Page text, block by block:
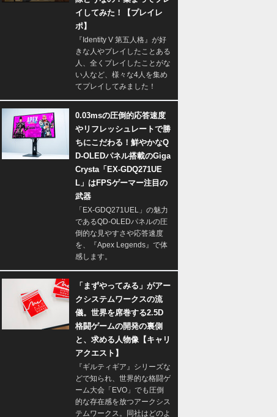
イしてみた！【プレイレ
ポ】
『Identity V 第五人格』が好
きな人やプレイしたことある
人、全くプレイしたことがな
い人など、様々な4人を集め
てプレイしてみました！
0.03msの圧倒的応答速度
やリフレッシュレートで勝
ちにこだわる！鮮やかなQ
D-OLEDパネル搭載のGiga
Crysta「EX-GDQ271UE
L」はFPSゲーマー注目の
武器
「EX-GDQ271UEL」の魅力
であるQD-OLEDパネルの圧
倒的な見やすさや応答速度
を、『Apex Legends』で体
感します。
「まずやってみる」がアー
クシステムワークスの流
儀。世界を席巻する2.5D
格闘ゲームの開発の裏側
と、求める人物像【キャリ
アクエスト】
『ギルティギア』シリーズな
どで知られ、世界的な格闘ゲ
ーム大会「EVO」でも圧倒
的な存在感を放つアークシス
テムワークス。同社はどのよ